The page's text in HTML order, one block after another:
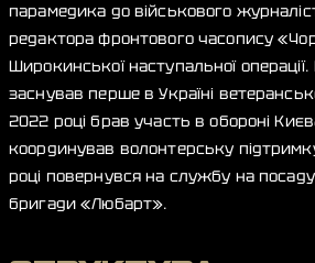
парамедика до військового
редактора фронтового часопису
Широкинської наступальної
заснував перше в Україні
2022 році брав участь в обороні
координував волонтерську
році повернувся на службу на
бригади «Любарт».